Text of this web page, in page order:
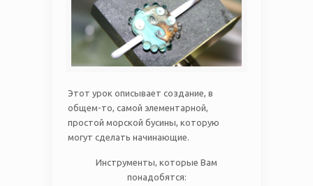
Этот урок описывает создание, в
общем-то, самой элементарной,
простой морской бусины, которую
могут сделать начинающие.
Инструменты, которые Вам
понадобятся: